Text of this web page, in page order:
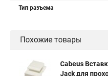
Тип разъема
Похожие товары
Cabeus
Jack для